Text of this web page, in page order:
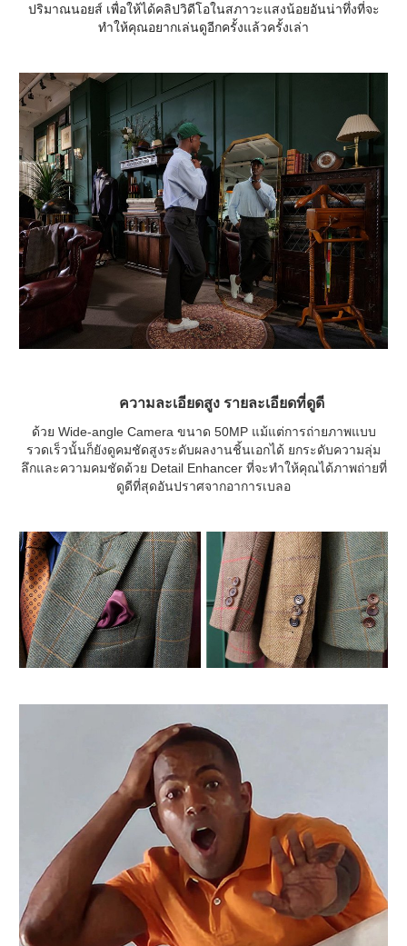
ปริมาณนอยส์ เพื่อให้ได้คลิปวิดีโอในสภาวะแสงน้อยอันน่าทึ่งที่จะ
ทำให้คุณอยากเล่นดูอีกครั้งแล้วครั้งเล่า
ความละเอียดสูง รายละเอียดที่ดูดี
ด้วย Wide-angle Camera ขนาด 50MP แม้แต่การถ่ายภาพแบบ
รวดเร็วนั้นก็ยังดูคมชัดสูงระดับผลงานชิ้นเอกได้ ยกระดับความลุ่ม
ลึกและความคมชัดด้วย Detail Enhancer ที่จะทำให้คุณได้ภาพถ่ายที่
ดูดีที่สุดอันปราศจากอาการเบลอ